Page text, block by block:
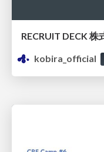
RECRUIT DECK
kobira_official